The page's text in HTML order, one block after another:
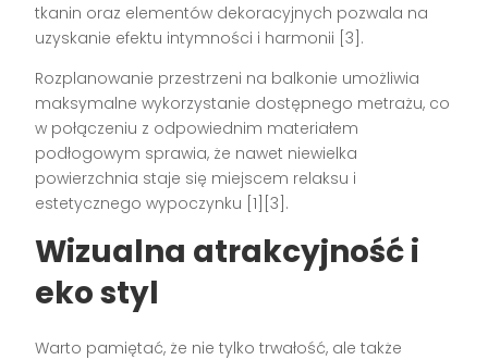
tkanin oraz elementów dekoracyjnych pozwala na
uzyskanie efektu intymności i harmonii [3].
Rozplanowanie przestrzeni na balkonie umożliwia
maksymalne wykorzystanie dostępnego metrażu, co
w połączeniu z odpowiednim materiałem
podłogowym sprawia, że nawet niewielka
powierzchnia staje się miejscem relaksu i
estetycznego wypoczynku [1][3].
Wizualna atrakcyjność i
eko styl
Warto pamiętać, że nie tylko trwałość, ale także